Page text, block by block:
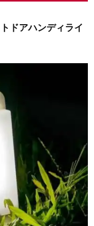
ドアハンディライ